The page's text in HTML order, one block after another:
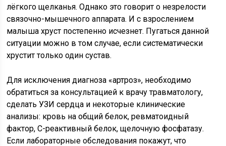
лёгкого щелканья. Однако это говорит о незрелости
связочно-мышечного аппарата. И с взрослением
малыша хруст постепенно исчезнет. Пугаться данной
ситуации можно в том случае, если систематически
хрустит только один сустав.
Для исключения диагноза «артроз», необходимо
обратиться за консультацией к врачу травматологу,
сделать УЗИ сердца и некоторые клинические
анализы: кровь на общий белок, ревматоидный
фактор, С-реактивный белок, щелочную фосфатазу.
Если лабораторные обследования покажут, что